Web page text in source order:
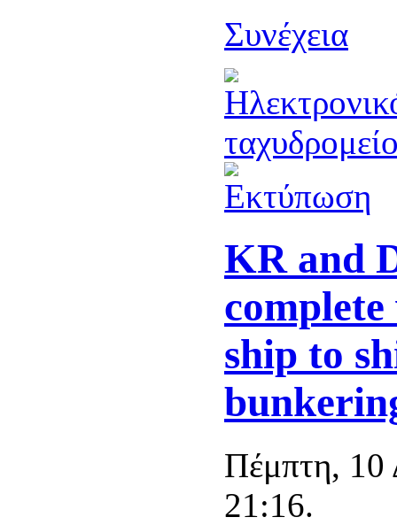
Συνέχεια
KR and
ship to
Πέμπτη, 10
21:16.